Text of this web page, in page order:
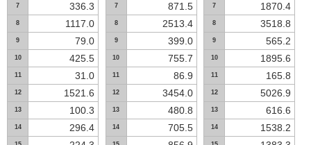
7 336.3
8 1117.0
9 79.0
10 425.5
11 31.0
12 1521.6
13 100.3
14 296.4
7 871.5
8 2513.4
9 399.0
10 755.7
11 86.9
12 3454.0
13 480.8
14 705.5
7 1870.4
8 3518.8
9 565.2
10 1895.6
11 165.8
12 5026.9
13 616.6
14 1538.2